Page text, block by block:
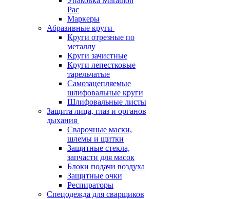
Pac
Маркеры
Абразивные круги
Круги отрезные по
металлу
Круги зачистные
Круги лепестковые
тарельчатые
Самозацепляемые
шлифовальные круги
Шлифовальные листы
Защита лица, глаз и органов
дыхания
Сварочные маски,
шлемы и щитки
Защитные стекла,
запчасти для масок
Блоки подачи воздуха
Защитные очки
Респираторы
Спецодежда для сварщиков